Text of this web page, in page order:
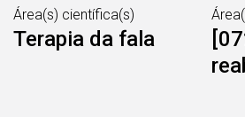
Área(s) científica(s)
Terapia da fala